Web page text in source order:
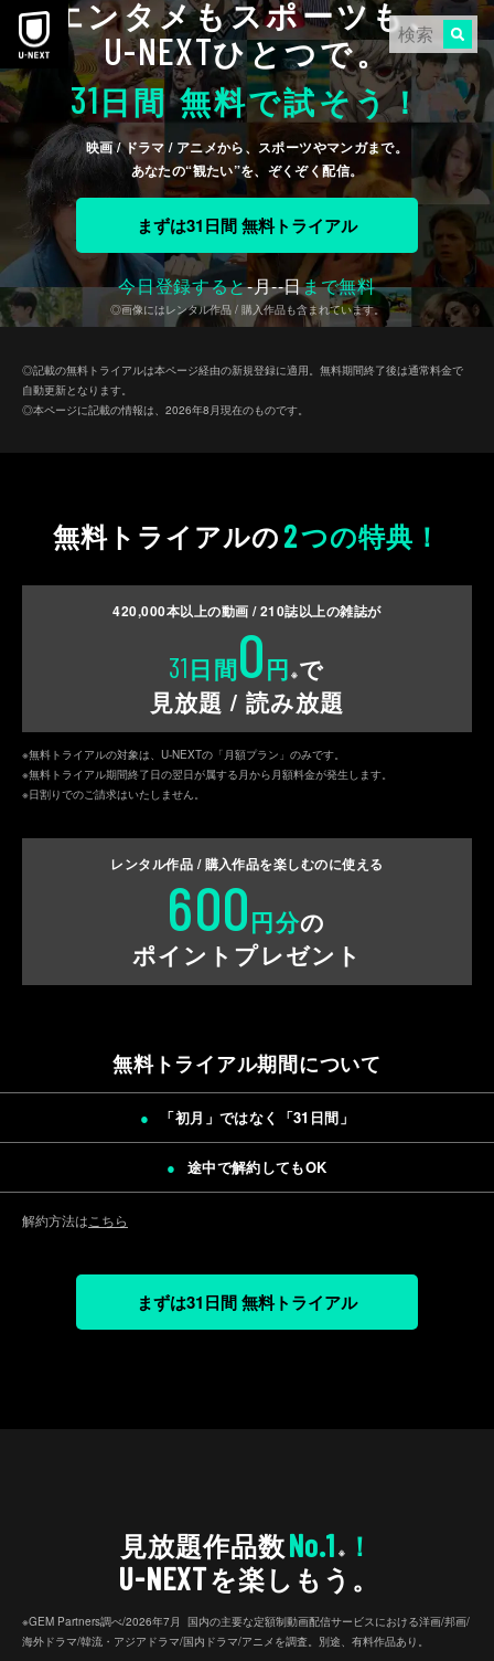
本文へスキップエンタメもスポーツも、
U-NEXTひとつで。
31日間 無料で試そう！
映画 / ドラマ / アニメから、スポーツやマンガまで。
あなたの“観たい”を、ぞくぞく配信。
まずは31日間 無料トライアル
今日登録すると-月--日まで無料
◎画像にはレンタル作品 / 購入作品も含まれています。
◎記載の無料トライアルは本ページ経由の新規登録に適用。無料期間終了後は通常料金で
自動更新となります。
◎本ページに記載の情報は、2026年8月現在のものです。
無料トライアルの2つの特典！
420,000本以上の動画 /210誌以上の雑誌が
31日間0円 ※で
見放題 / 読み放題
※無料トライアルの対象は、U-NEXTの「月額プラン」のみです。
※無料トライアル期間終了日の翌日が属する月から月額料金が発生します。
※日割りでのご請求はいたしません。
レンタル作品 / 購入作品を楽しむのに使える
600円分の
ポイントプレゼント
無料トライアル期間について
「初月」ではなく「31日間 」
途中で解約してもOK
解約方法は こちら
まずは31日間 無料トライアル
見放題作品数No.1 ※
！
U-NEXTを楽しもう。
※GEM Partners調べ/2026年7⽉ 国内の主要な定額制動画配信サービスにおける洋画/邦画/
海外ドラマ/韓流・アジアドラマ/国内ドラマ/アニメを調査。別途、有料作品あり。